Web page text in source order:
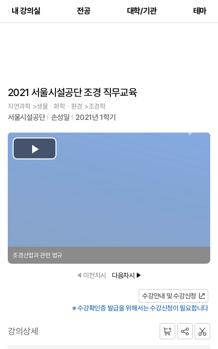
내 강의실 전공 대학/기관 테마
2021 서울시설공단 조경 직무교육
자연과학 >생물ㆍ화학ㆍ환경 >조경학
서울시설공단 손성일 2021년 1학기
Play
조경산업과 관련 법규
이전차시 다음차시
수강안내 및 수강신청
※ 수강확인증 발급을 위해서는 수강신청이 필요합니다
강의상세